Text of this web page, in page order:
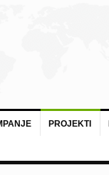
PROJEKTI